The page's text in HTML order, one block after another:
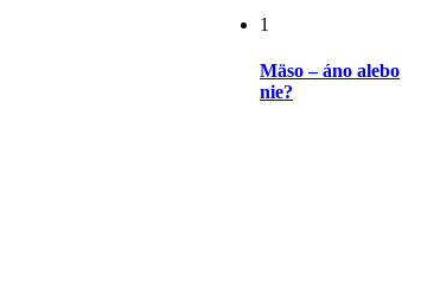
1
Mäso – áno alebo
nie?